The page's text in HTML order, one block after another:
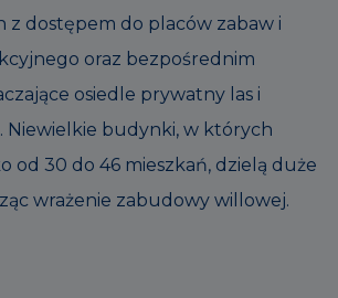
z dostępem do placów zabaw i
oraz bezpośrednim
osiedle prywatny las i
Niewielkie budynki, w których
od 30 do 46 mieszkań, dzielą duże
wrażenie zabudowy willowej.